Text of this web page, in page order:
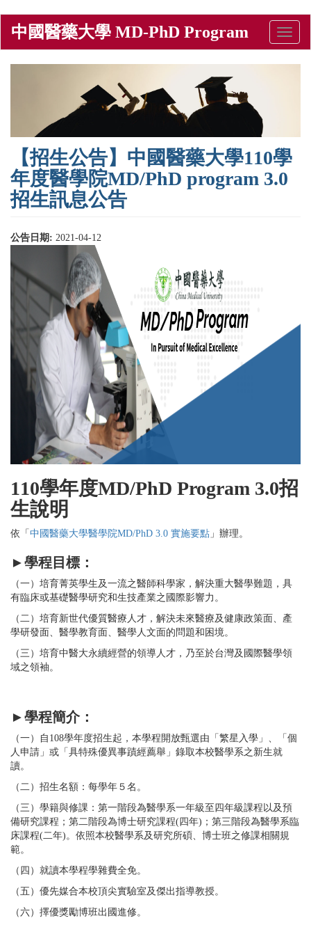
主
中國醫藥大學 MD-PhD Program
Toggle
【招生公告】中國醫藥大學110學
年度醫學院MD/PhD program 3.0
招生訊息公告
公告日期: 2021-04-12
110學年度MD/PhD Program 3.0招
生說明
依「中國醫藥大學醫學院MD/PhD 3.0 實施要點 」辦理。
►學程目標：
（一）培育菁英學生及一流之醫師科學家，解決重大醫學難題，具
有臨床或基礎醫學研究和生技產業之國際影響力。
（二）培育新世代優質醫療人才，解決未來醫療及健康政策面、產
學研發面、醫學教育面、醫學人文面的問題和困境。
（三）培育中醫大永續經營的領導人才，乃至於台灣及國際醫學領
域之領袖。
►學程簡介：
（一）自108學年度招生起，本學程開放甄選由「繁星入學」、「個
人申請」或「具特殊優異事蹟經薦舉」錄取本校醫學系之新生就
讀。
（二）招生名額：每學年５名。
（三）學籍與修課：第一階段為醫學系一年級至四年級課程以及預
備研究課程；第二階段為博士研究課程(四年)；第三階段為醫學系臨
床課程(二年)。依照本校醫學系及研究所碩、博士班之修課相關規
範。
（四）就讀本學程學雜費全免。
（五）優先媒合本校頂尖實驗室及傑出指導教授。
（六）擇優獎勵博班出國進修。